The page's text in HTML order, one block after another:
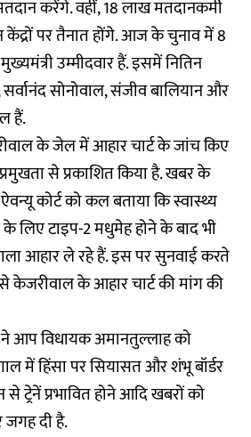
करेंगे. वहीं, 18 लाख मतदानकर्मी
पर तैनात होंगे. आज के चुनाव में 8
उम्मीदवार हैं. इसमें नितिन
सोनोवाल, संजीव बालियान और
हैं.
के जेल में आहार चार्ट के जांच किए
से प्रकाशित किया है. खबर के
कोर्ट को कल बताया कि स्वास्थ्य
लिए टाइप-2 मधुमेह होने के बाद भी
आहार ले रहे हैं. इस पर सुनवाई करते
केजरीवाल के आहार चार्ट की मांग की
आप विधायक अमानतुल्लाह को
में हिंसा पर सियासत और शंभू बॉर्डर
ट्रेनें प्रभावित होने आदि खबरों को
जगह दी है.